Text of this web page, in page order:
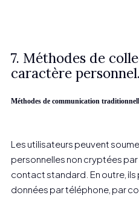
7. Méthodes de
caractère personnel.
Méthodes de communication
Les utilisateurs peuvent
personnelles non cryptées
contact standard. En outre, ils
données par téléphone, par